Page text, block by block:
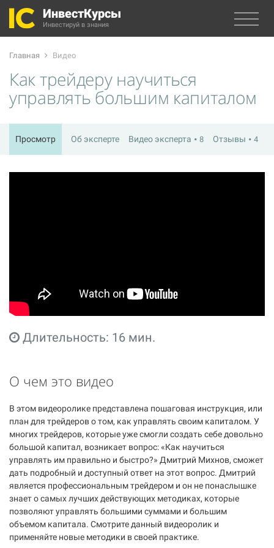
ИнвестКурсы
Инвестируй в знания
Главная Видео
Как трейдеру научиться
управлять большим капиталом
Просмотр Об эксперте Видео эксперта 8 Отзывы 4
Длительность: 16 мин.
О чем это видео
В этом видеоролике представлена пошаговая инструкция, или
план для трейдеров о том, как управлять своим капиталом. У
многих трейдеров, которые уже смогли создать себе довольно
большой капитал, возникает вопрос: «Как научиться
управлять им правильно и быстро?» Дмитрий Михнов, сможет
дать подробный и доступный ответ на этот вопрос. Дмитрий
является профессиональным трейдером и он не понаслышке
знает о самых лучших действующих методиках, которые
позволяют управлять большими суммами и большим
объемом капитала. Смотрите данный видеоролик и
применяйте новые методики в своей практике.